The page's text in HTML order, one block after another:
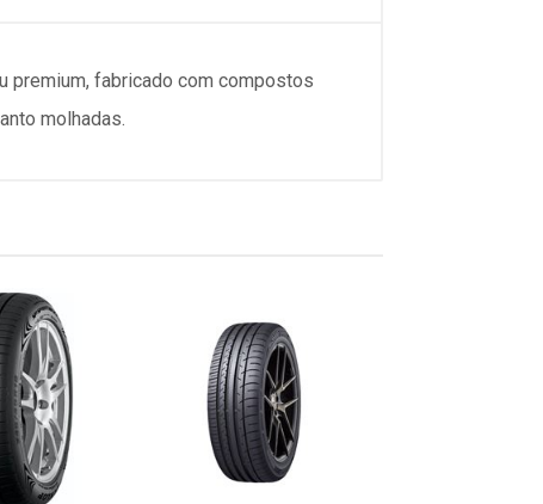
premium, fabricado com compostos
molhadas.